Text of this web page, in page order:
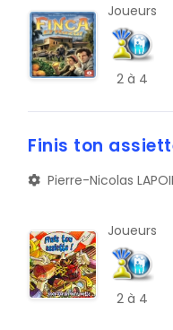
L
P
T
Joueurs
2 à 4
Finis ton
Pierre-Nicolas
Joueurs
2 à 4